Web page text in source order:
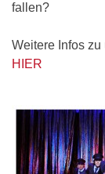
fallen?
Weitere Infos
HIER